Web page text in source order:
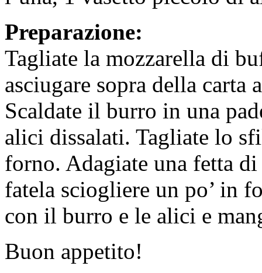
Preparazione:
Tagliate la mozzarella di
asciugare sopra della carta
Scaldate il burro in una
alici dissalati. Tagliate lo
forno. Adagiate una fetta
fatela sciogliere un po’ in
con il burro e le alici e
Buon appetito!